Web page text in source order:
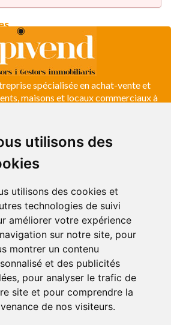
utilisons des
utilisons des cookies et
technologies de suivi
améliorer votre expérience
sur notre site, pour
montrer un contenu
et des publicités
pour analyser le trafic de
site et pour comprendre la
de nos visiteurs.
spécialisée en achat-vente et
maisons et locaux commerciaux à
Costa Brava et Emporda.
Avda. de Rhode, 64
+34 972 15 26 68
info@apivend.com
SL | Tous les droits sont réservés
de confidentialité|Politique de Cookies